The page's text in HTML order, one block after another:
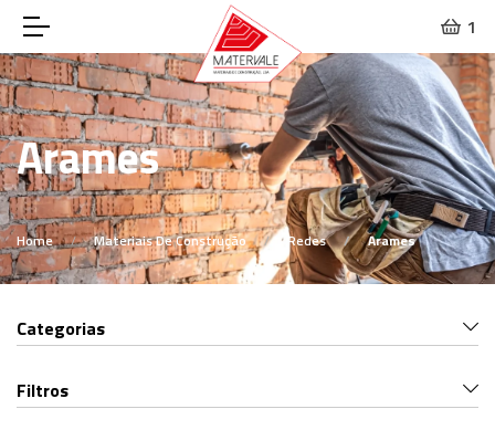
1
Arames
Home Materiais De Construção Redes Arames
Categorias
Filtros